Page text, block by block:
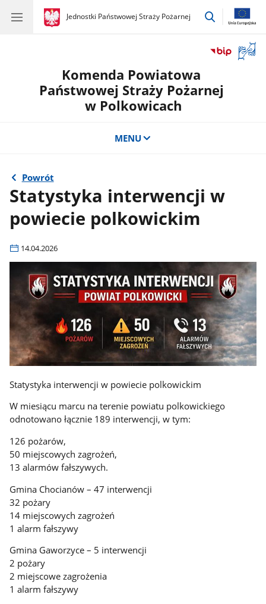
gov.pl
Jednostki Państwowej Straży Pożarnej
gov.pl
Jednostki
przejdź
okno
Komenda Powiatowa
Państwowej Straży Pożarnej
w Polkowicach
MENU
Powrót
Statystyka interwencji w
powiecie polkowickim
14.04.2026
Statystyka interwencji w powiecie polkowickim
W miesiącu marcu na terenie powiatu polkowickiego
odnotowano łącznie 189 interwencji, w tym:
126 pożarów,
50 miejscowych zagrożeń,
13 alarmów fałszywych.
Gmina Chocianów – 47 interwencji
32 pożary
14 miejscowych zagrożeń
1 alarm fałszywy
Gmina Gaworzyce – 5 interwencji
2 pożary
2 miejscowe zagrożenia
1 alarm fałszywy